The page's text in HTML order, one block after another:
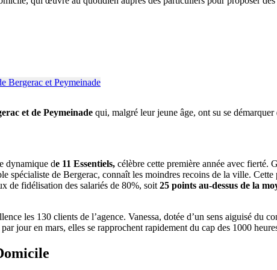
et de Peymeinade qui, malgré leur jeune âge, ont su se
dynamique de 11 Essentiels, célèbre cette première année avec fierté.
spécialiste de Bergerac, connaît les moindres recoins de la ville. Cette
de fidélisation des salariés de 80%, soit 25 points au-dessus de la
les 130 clients de l’agence. Vanessa, dotée d’un sens aiguisé du
jour en mars, elles se rapprochent rapidement du cap des 1000